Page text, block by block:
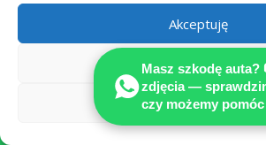
Akceptuję
Odmów
Zobacz preferencje
według standardów MOTO
uzyskaniu należnych
Wypadek w
najczęstsze
(Niemcy)

Masz szkodę auta?
zdjęcia —
czy możemy pomóc